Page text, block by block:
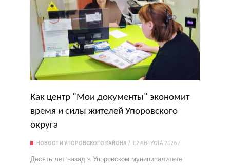
Как центр "Мои документы" экономит
время и силы жителей Упоровского
округа
НОВОСТИ УПОРОВСКОГО РАЙОНА 02 АВГУСТА 2026
Десять лет назад в Упоровском муниципалитете